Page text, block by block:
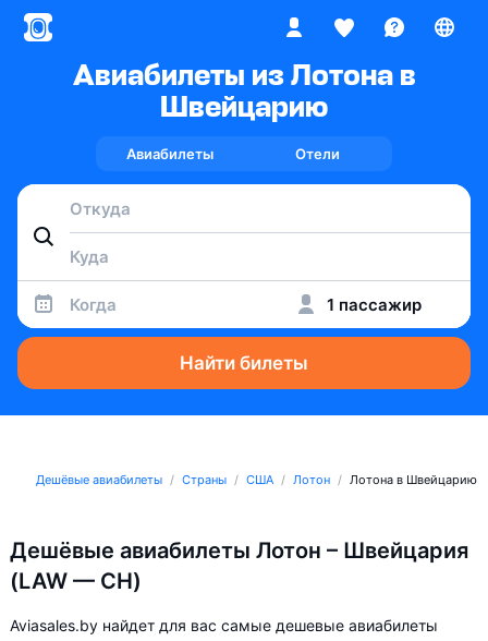
Авиабилеты из Лотона в
Швейцарию
Авиабилеты Отели
Когда 1 пассажир
Найти билеты
Дешёвые авиабилеты Страны США Лотон Лотона в Швейцарию
Дешёвые авиабилеты Лотон – Швейцария
(LAW — CH)
Aviasales.by найдет для вас самые дешевые авиабилеты